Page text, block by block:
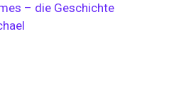
– die Geschichte